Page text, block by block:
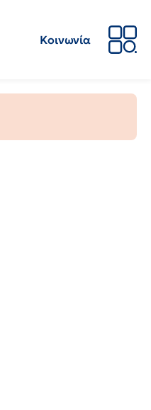
Κοινωνία